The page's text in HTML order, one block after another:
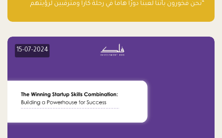
“نحن فخورون بأننا لعبنا دورًا هاما في رحلة كارا ومترقبين لرؤيتهم
جيدًا لكوكبنا فحسب، بل إنه جيد أيضًا للأعمال”.
15-07-2024